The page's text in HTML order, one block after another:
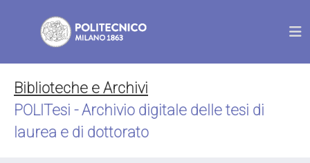
Biblioteche e Archivi
POLITesi - Archivio digitale delle tesi di
laurea e di dottorato